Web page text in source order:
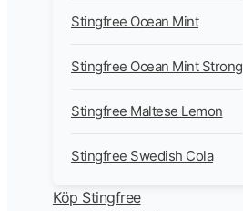
Stingfree Ocean Mint
Stingfree Ocean Mint Strong
Stingfree Maltese Lemon
Stingfree Swedish Cola
Köp Stingfree